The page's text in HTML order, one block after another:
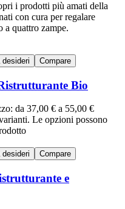
i prodotti più amati della
con cura per regalare
a quattro zampe.
Compare
Bio
da 37,00 € a 55,00 €
Le opzioni possono
Compare
e